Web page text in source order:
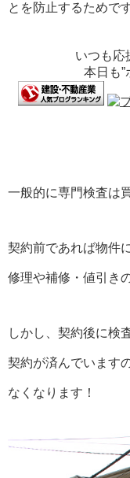
とを防止するためです
いつも応
本日も”
一般的に専門検査は
契約前であれば物件
修理や補修・値引き
しかし、契約後に検
契約が済んでいます
なくなります！